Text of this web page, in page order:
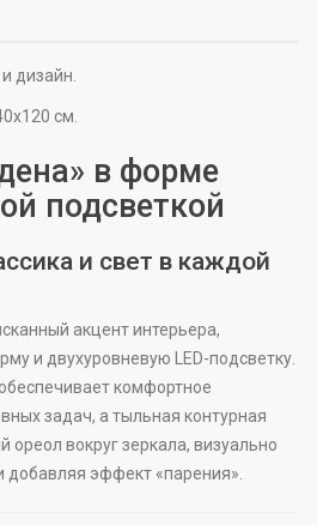
дизайн.
см.
в форме
подсветкой
и свет в каждой
акцент интерьера,
и двухуровневую LED-подсветку.
комфортное
задач, а тыльная контурная
ореол вокруг зеркала, визуально
добавляя эффект «парения».